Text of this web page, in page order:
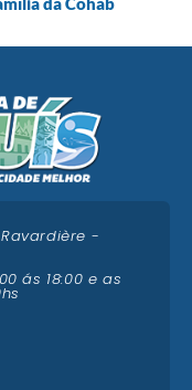
Ravardière -
ás 18:00 e as